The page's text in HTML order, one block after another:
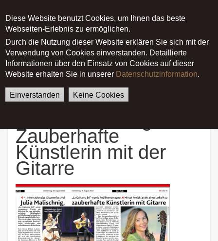
Diese Website benutzt Cookies, um Ihnen das beste
Webseiten-Erlebnis zu ermöglichen.
Durch die Nutzung dieser Website erklären Sie sich mit der
Verwendung von Cookies einverstanden. Detaillierte
Informationen über den Einsatz von Cookies auf dieser
Website erhalten Sie in unserer Datenschutzinformation.
Einverstanden Keine Cookies
Main menu
German English
Startseite
Pressespiegel
Julia Malischnig - Zauberhafte
Künstlerin mit der Gitarre
Zauberhafte
Künstlerin mit der
Gitarre